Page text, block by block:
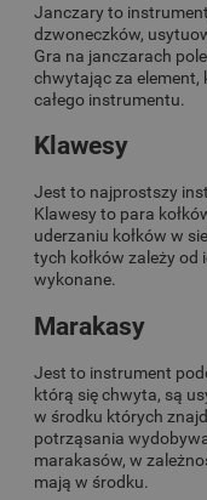
Janczary to
dzwoneczków,
Gra na janczarach
chwytając za
całego instrumentu.
Klawesy
Jest to najprostszy
Klawesy to para
uderzaniu kołków w
tych kołków zależy od
wykonane.
Marakasy
Jest to instrument
którą się chwyta, są
w środku których
potrząsania
marakasów, w
mają w środku.